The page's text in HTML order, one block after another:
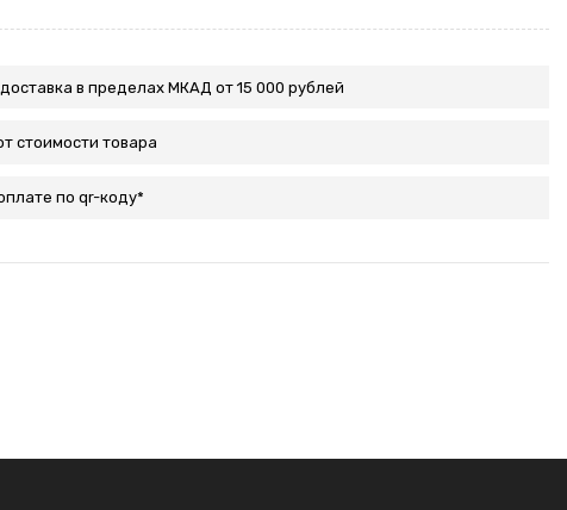
в пределах МКАД от 15 000 рублей
стоимости товара
по qr-коду*